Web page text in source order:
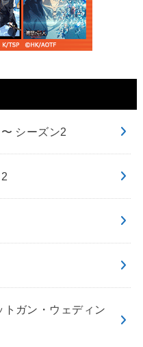
シーズン2
ガン・ウェディン